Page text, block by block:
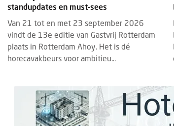
standupdates en must-sees
Van 21 tot en met 23 september 2026
vindt de 13e editie van Gastvrij Rotterdam
plaats in Rotterdam Ahoy. Het is dé
horecavakbeurs voor ambitieu...